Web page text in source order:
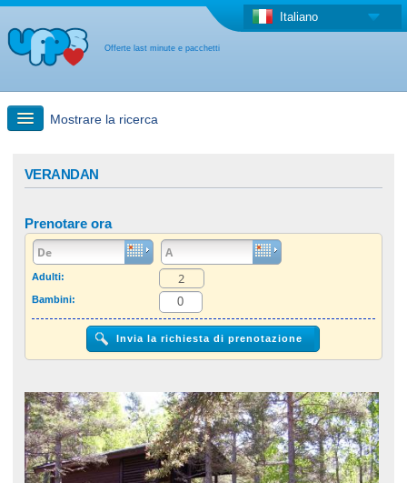
Offerte last minute e pacchetti
Italiano
Mostrare la ricerca
Offerta last minute + Offerta forfettaria
Altro paese
VERANDAN
Prenotare ora
Adulti:
Bambini: